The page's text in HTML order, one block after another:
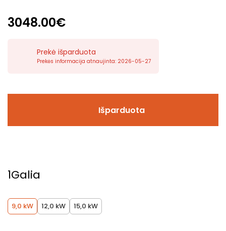
3048.00€
Prekė išparduota
Prekės informacija atnaujinta: 2026-05-27
Išparduota
1Galia
9,0 kW 12,0 kW 15,0 kW